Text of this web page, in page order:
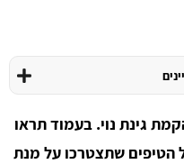
גינת נוי. בעמוד תראו
הטיפים שתצטרכו על מנת